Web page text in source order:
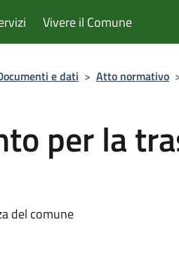
Vivere il Comune
e dati > Atto normativo
per la
del comune